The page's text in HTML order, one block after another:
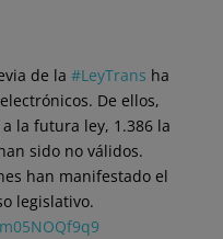
de la #LeyTrans ha
De ellos,
la futura ley, 1.386 la
sido no válidos.
han manifestado el
legislativo.